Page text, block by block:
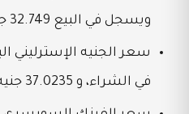
ويسجل في البيع 32.749 جنيه مصري.
في الشراء، و 37.0235 جنيه مصري، في البيع.